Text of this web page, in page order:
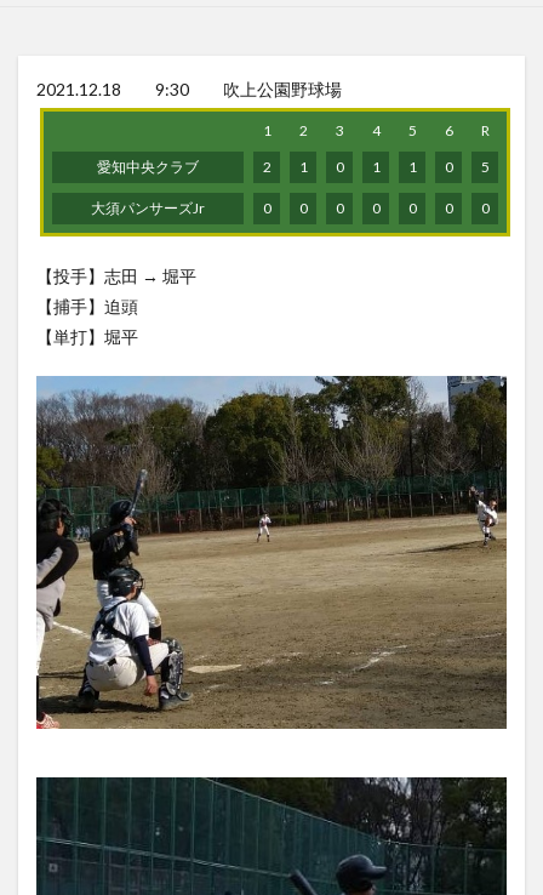
2021.12.18 9:30 吹上公園野球場
1 2 3 4 5 6
R
愛知中央クラブ
2 1 0 1 1 0 5
大須パンサーズJr 0 0 0 0 0 0 0
【投手】志田 → 堀平
【捕手】迫頭
【単打】堀平